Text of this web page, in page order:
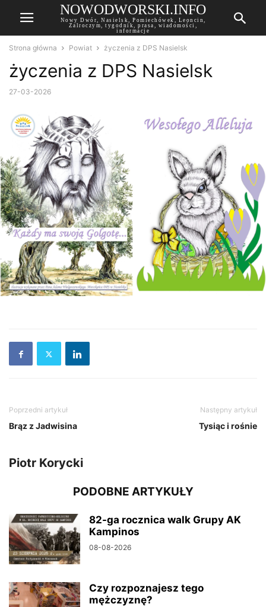
NOWODWORSKI.INFO
Nowy Dwór, Nasielsk, Pomiechówek, Leoncin,
Zalroczym, tygodnik, prasa, wiadomości,
informacje
Strona główna Powiat życzenia z DPS Nasielsk
życzenia z DPS Nasielsk
27-03-2026
Poprzedni artykuł
Brąz z Jadwisina
Następny artykuł
Tysiąc i rośnie
Piotr Korycki
PODOBNE ARTYKUŁY
82-ga rocznica walk Grupy AK
Kampinos
08-08-2026
Czy rozpoznajesz tego
mężczyznę?